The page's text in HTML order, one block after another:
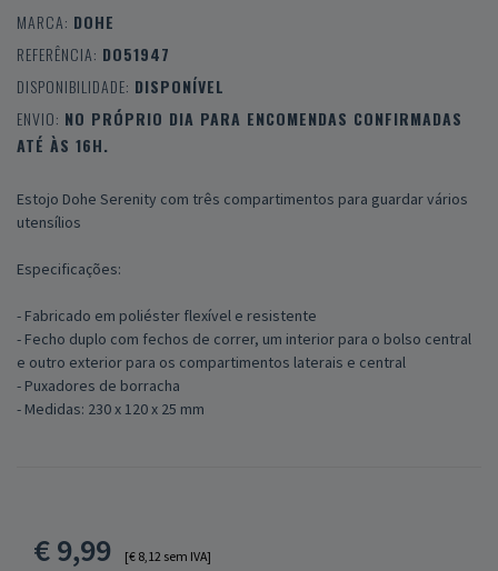
MARCA: DOHE
REFERÊNCIA: DO51947
DISPONIBILIDADE: DISPONÍVEL
ENVIO: NO PRÓPRIO DIA PARA ENCOMENDAS CONFIRMADAS
ATÉ ÀS 16H.
Estojo Dohe Serenity com três compartimentos para guardar vários
utensílios
Especificações:
- Fabricado em poliéster flexível e resistente
- Fecho duplo com fechos de correr, um interior para o bolso central
e outro exterior para os compartimentos laterais e central
- Puxadores de borracha
- Medidas: 230 x 120 x 25 mm
€9,99 [€ 8,12 sem IVA]